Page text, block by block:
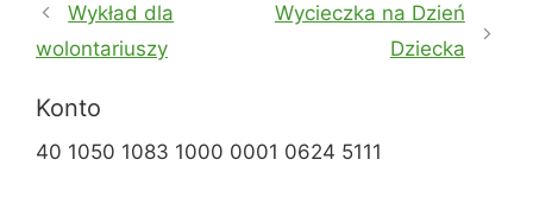
Wykład dla
wolontariuszy
Wycieczka na Dzień
Dziecka
Konto
40 1050 1083 1000 0001 0624 5111